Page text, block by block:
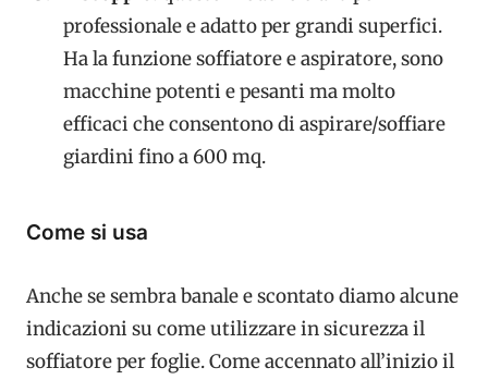
professionale e adatto per grandi superfici.
Ha la funzione soffiatore e aspiratore, sono
macchine potenti e pesanti ma molto
efficaci che consentono di aspirare/soffiare
giardini fino a 600 mq.
Come si usa
Anche se sembra banale e scontato diamo alcune
indicazioni su come utilizzare in sicurezza il
soffiatore per foglie. Come accennato all’inizio il